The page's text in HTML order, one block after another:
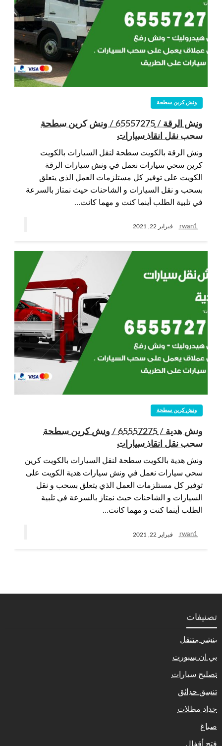
ونش كرين سطحة
ونش الرقة / 65557275 / ونش كرين سطحة
سحب نقل انقاذ سيارات
ونش الرقة بالكويت سطحة لنقل السيارات بالكويت
كرين سحي سيارات نعمل في ونش سيارات الرقة
الكويت على توفير كل مستلزمات العمل الذي يتعلق
بسحب و نقل السيارات و الشاحنات حيث نمتاز بالسرعة
في تلبية الطلب أينما كنت و مهما كانت…
rwan1 فبراير 22, 2021
ونش كرين سطحة
ونش هدية / 65557275 / ونش كرين سطحة
سحب نقل انقاذ سيارات
ونش هدية بالكويت سطحة لنقل السيارات بالكويت كرين
سحي سيارات نعمل في ونش سيارات هدية الكويت على
توفير كل مستلزمات العمل الذي يتعلق بسحب و نقل
السيارات و الشاحنات حيث نمتاز بالسرعة في تلبية
الطلب أينما كنت و مهما كانت…
rwan1 فبراير 22, 2021
تصنيفات
بنشر متنقل
بي ان سبورت
تصليح سيارات
تنسق حدائق
حداد مظلات
صباغ
فتح أقفال